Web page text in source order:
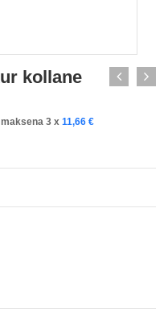
kollane
3 x 11,66 €